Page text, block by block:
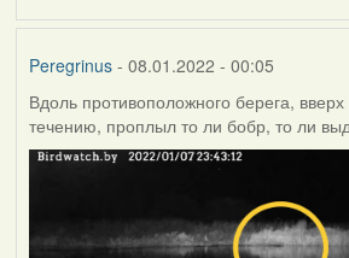
Peregrinus- 08.01.2022 - 00:05
Вдоль противоположного берега,
течению, проплыл то ли бобр, то ли